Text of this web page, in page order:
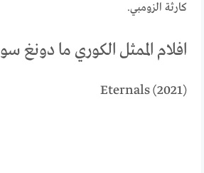
كارثة الزومبي.
افلام الممثل الكوري ما دونغ سو
Eternals (2021)